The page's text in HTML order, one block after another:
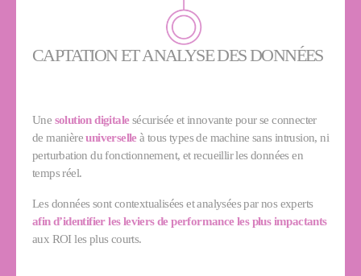
CAPTATION ET ANALYSE DES DONNÉES
Une solution digitalesécurisée et innovante pour se connecter
de manièreuniverselleà tous types de machine sans intrusion, ni
perturbation du fonctionnement, et recueillir les données en
temps réel.
Les données sont contextualisées et analysées par nos experts
afin d’identifier les leviers de performance les plus impactants
aux ROI les plus courts.